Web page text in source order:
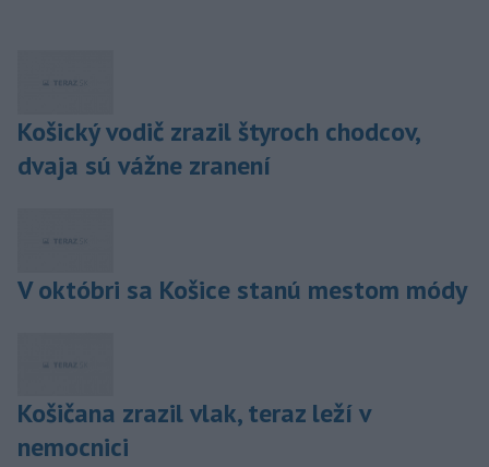
Košický vodič zrazil štyroch chodcov,
dvaja sú vážne zranení
V októbri sa Košice stanú mestom módy
Košičana zrazil vlak, teraz leží v
nemocnici